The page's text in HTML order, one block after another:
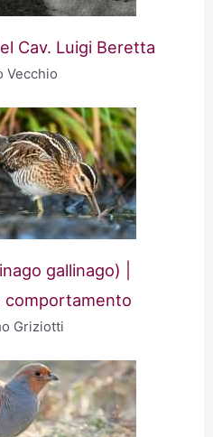
Cav. Luigi Beretta
Vecchio
gallinago) |
comportamento
Griziotti